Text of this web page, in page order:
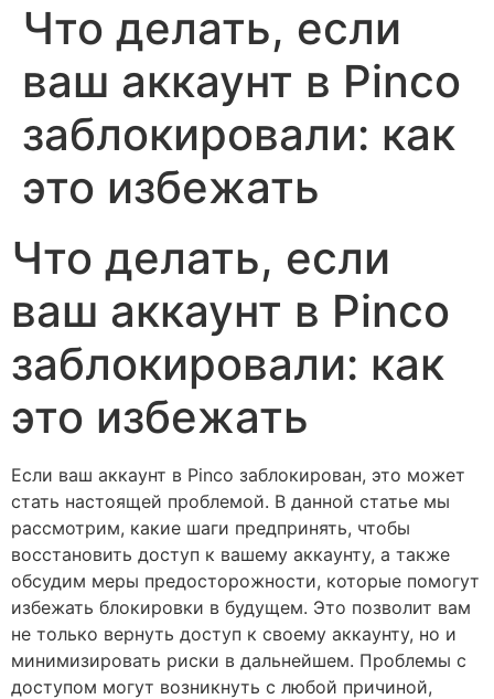
Что делать, если
ваш аккаунт в Pinco
заблокировали: как
это избежать
Что делать, если
ваш аккаунт в Pinco
заблокировали: как
это избежать
Если ваш аккаунт в Pinco заблокирован, это может
стать настоящей проблемой. В данной статье мы
рассмотрим, какие шаги предпринять, чтобы
восстановить доступ к вашему аккаунту, а также
обсудим меры предосторожности, которые помогут
избежать блокировки в будущем. Это позволит вам
не только вернуть доступ к своему аккаунту, но и
минимизировать риски в дальнейшем. Проблемы с
доступом могут возникнуть с любой причиной,